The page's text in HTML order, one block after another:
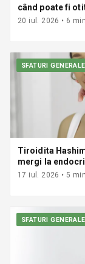
când poate fi
20 iul. 2026 • 6 min
SFATURI GENERALE
Tiroidita
mergi la
17 iul. 2026 •5 min
SFATURI GENERALE